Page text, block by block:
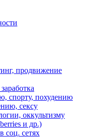
продвижение
спорту, похудению
сексу
оккультизму
и др.)
соц. сетях